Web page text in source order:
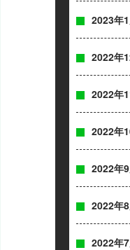
2023年
2022年
2022年
2022年
2022年
2022年
2022年